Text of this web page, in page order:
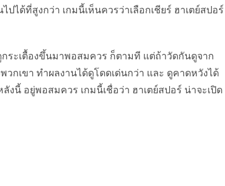
ได้ที่สูงกว่า เกมนี้เห็นควรว่าเลือกเชียร์ ฮาเตย์สปอร์
ระเตื้องขึ้นมาพอสมควร ก็ตามที แต่ถ้าวัดกันดูจาก
กเขา ทำผลงานได้ดูโดดเด่นกว่า และ ดูคาดหวังได้
นี้ อยู่พอสมควร เกมนี้เชื่อว่า ฮาเตย์สปอร์ น่าจะเปิด